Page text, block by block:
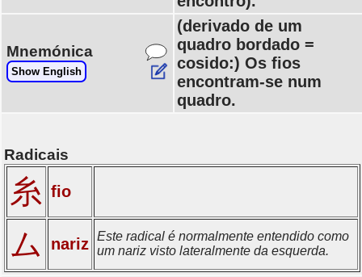
Mnemónica
Show English
(derivado de um
quadro bordado =
cosido:) Os fios
encontram-se num
quadro.
Radicais
糸 fio
ム nariz Este radical é normalmente entendido como
um nariz visto lateralmente da esquerda.